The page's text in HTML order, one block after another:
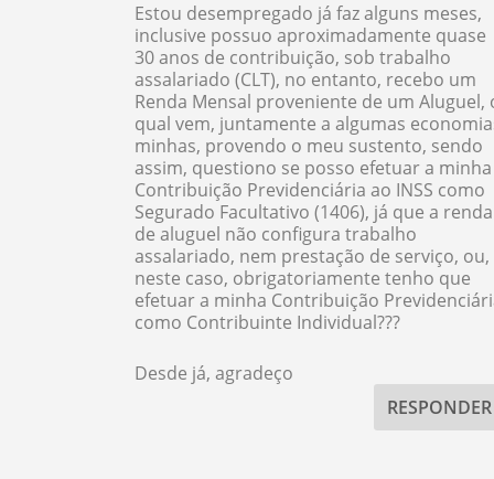
Estou desempregado já faz alguns meses,
inclusive possuo aproximadamente quase
30 anos de contribuição, sob trabalho
assalariado (CLT), no entanto, recebo um
Renda Mensal proveniente de um Aluguel,
qual vem, juntamente a algumas
minhas, provendo o meu sustento, sendo
assim, questiono se posso efetuar a minha
Contribuição Previdenciária ao INSS como
Segurado Facultativo (1406), já que a renda
de aluguel não configura trabalho
assalariado, nem prestação de serviço, ou,
neste caso, obrigatoriamente tenho que
efetuar a minha Contribuição
como Contribuinte Individual???
Desde já, agradeço
RESPONDER